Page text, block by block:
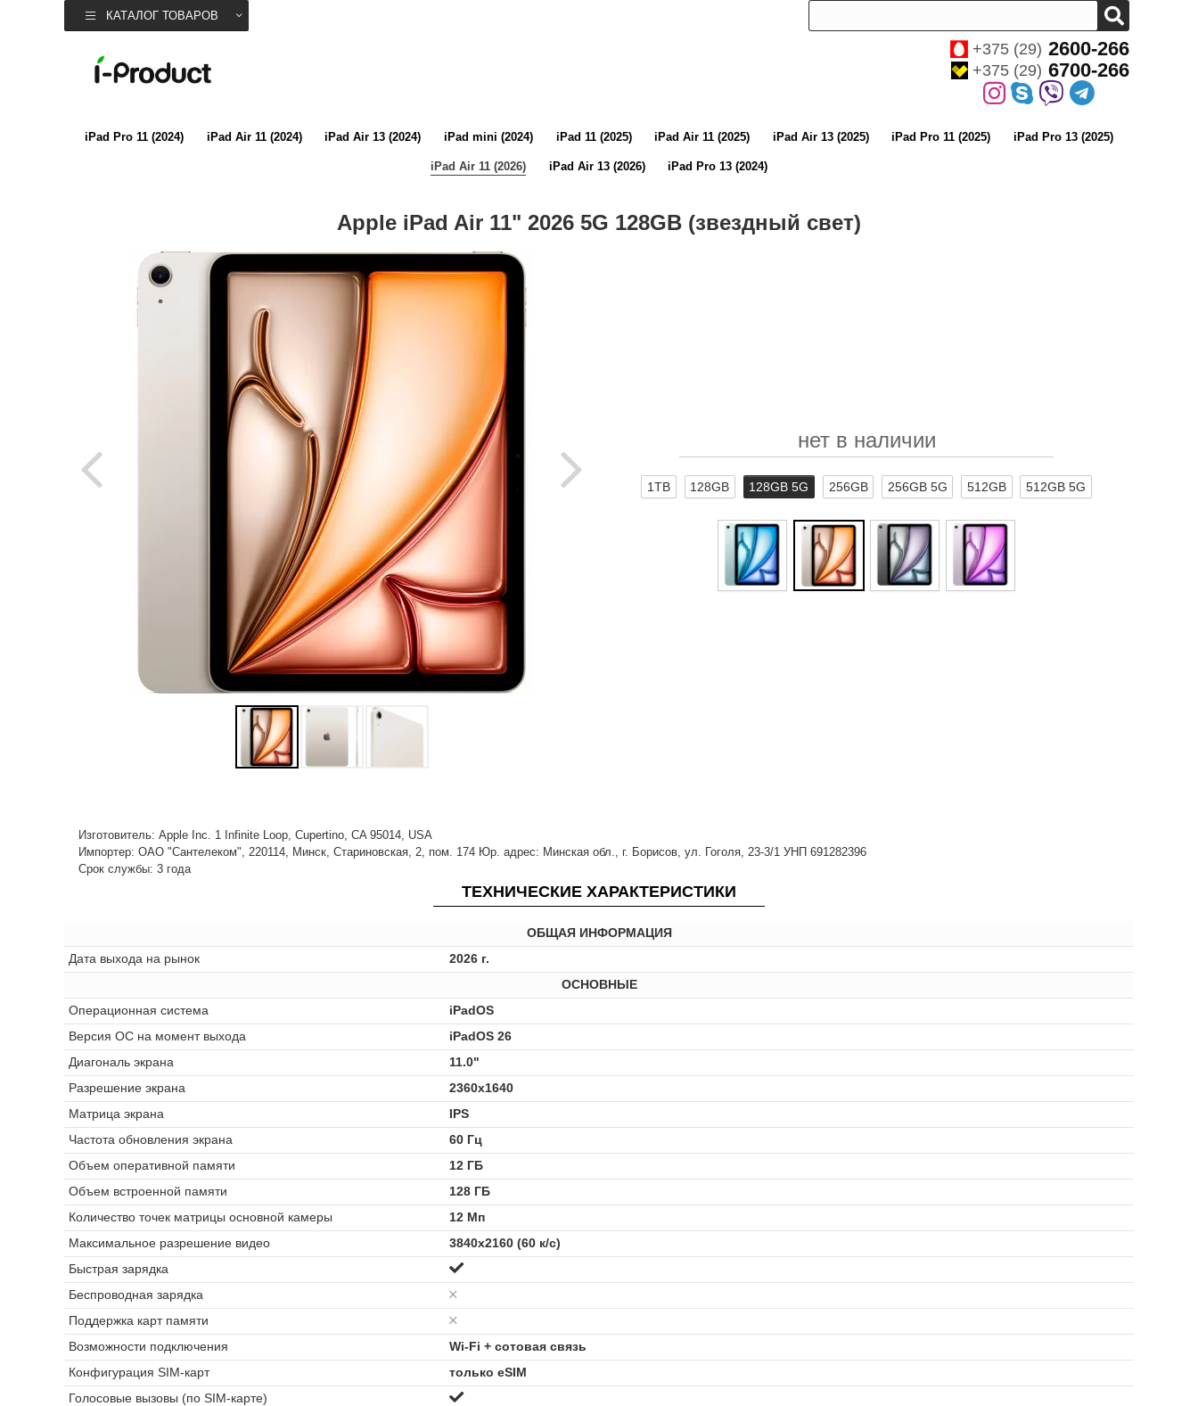
КАТАЛОГ ТОВАРОВ
+375 (29) 2600-266
+375 (29) 6700-266
iPad Pro 11 (2024) iPad Air 11 (2024) iPad Air 13 (2024) iPad mini (2024) iPad 11 (2025) iPad Air 11 (2025) iPad Air 13 (2025) iPad Pro 11 (2025) iPad Pro 13 (2025)
iPad Air 11 (2026) iPad Air 13 (2026) iPad Pro 13 (2024)
Apple iPad Air 11" 2026 5G 128GB (звездный свет)
нет в наличии
1TB 128GB 128GB 5G 256GB 256GB 5G 512GB 512GB 5G
Изготовитель: Apple Inc. 1 Infinite Loop, Cupertino, CA 95014, USA
Импортер: ОАО "Сантелеком", 220114, Минск, Стариновская, 2, пом. 174 Юр. адрес: Минская обл., г. Борисов, ул. Гоголя, 23-3/1 УНП 691282396
Срок службы: 3 года
ТЕХНИЧЕСКИЕ ХАРАКТЕРИСТИКИ
ОБЩАЯ ИНФОРМАЦИЯ
Дата выхода на рынок
2026 г.
ОСНОВНЫЕ
Операционная система
iPadOS
Версия ОС на момент выхода
iPadOS 26
Диагональ экрана
11.0"
Разрешение экрана
2360x1640
Матрица экрана
IPS
Частота обновления экрана
60 Гц
Объем оперативной памяти
12 ГБ
Объем встроенной памяти
128 ГБ
Количество точек матрицы основной камеры
12 Мп
Максимальное разрешение видео
3840x2160 (60 к/с)
Быстрая зарядка
Беспроводная зарядка
Поддержка карт памяти
Возможности подключения
Wi-Fi + сотовая связь
Конфигурация SIM-карт
только eSIM
Голосовые вызовы (по SIM-карте)